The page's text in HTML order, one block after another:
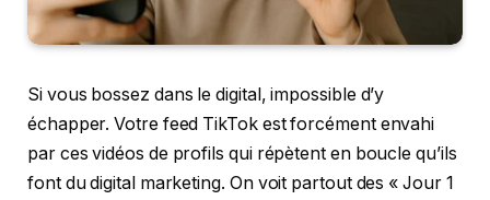
Si vous bossez dans le digital, impossible d’y
échapper. Votre feed TikTok est forcément envahi
par ces vidéos de profils qui répètent en boucle qu’ils
font du digital marketing. On voit partout des « Jour 1